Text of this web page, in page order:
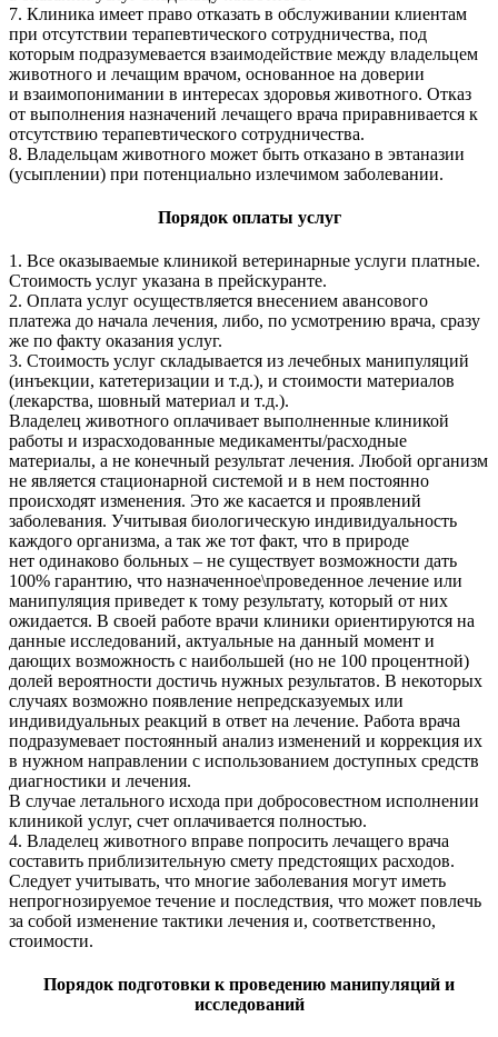
7. Клиника имеет право отказать в обслуживании клиентам
при отсутствии терапевтического сотрудничества, под
которым подразумевается взаимодействие между владельцем
животного и лечащим врачом, основанное на доверии
и взаимопонимании в интересах здоровья животного. Отказ
от выполнения назначений лечащего врача приравнивается к
отсутствию терапевтического сотрудничества.
8. Владельцам животного может быть отказано в эвтаназии
(усыплении) при потенциально излечимом заболевании.
Порядок оплаты услуг
1. Все оказываемые клиникой ветеринарные услуги платные.
Стоимость услуг указана в прейскуранте.
2. Оплата услуг осуществляется внесением авансового
платежа до начала лечения, либо, по усмотрению врача, сразу
же по факту оказания услуг.
3. Стоимость услуг складывается из лечебных манипуляций
(инъекции, катетеризации и т.д.), и стоимости материалов
(лекарства, шовный материал и т.д.).
Владелец животного оплачивает выполненные клиникой
работы и израсходованные медикаменты/расходные
материалы, а не конечный результат лечения. Любой организм
не является стационарной системой и в нем постоянно
происходят изменения. Это же касается и проявлений
заболевания. Учитывая биологическую индивидуальность
каждого организма, а так же тот факт, что в природе
нет одинаково больных – не существует возможности дать
100% гарантию, что назначенное\проведенное лечение или
манипуляция приведет к тому результату, который от них
ожидается. В своей работе врачи клиники ориентируются на
данные исследований, актуальные на данный момент и
дающих возможность с наибольшей (но не 100 процентной)
долей вероятности достичь нужных результатов. В некоторых
случаях возможно появление непредсказуемых или
индивидуальных реакций в ответ на лечение. Работа врача
подразумевает постоянный анализ изменений и коррекция их
в нужном направлении с использованием доступных средств
диагностики и лечения.
В случае летального исхода при добросовестном исполнении
клиникой услуг, счет оплачивается полностью.
4. Владелец животного вправе попросить лечащего врача
составить приблизительную смету предстоящих расходов.
Следует учитывать, что многие заболевания могут иметь
непрогнозируемое течение и последствия, что может повлечь
за собой изменение тактики лечения и, соответственно,
стоимости.
Порядок подготовки к проведению манипуляций и
исследований